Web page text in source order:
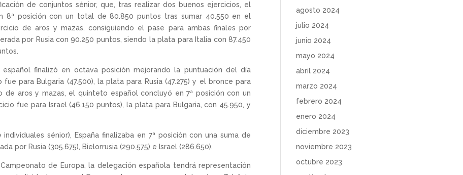
de conjuntos sénior, que, tras realizar dos buenos ejercicios, el
8ª posición con un total de 80.850 puntos tras sumar 40.550 en el
de aros y mazas, consiguiendo el pase para ambas finales por
por Rusia con 90.250 puntos, siendo la plata para Italia con 87.450
finalizó en octava posición mejorando la puntuación del día
para Bulgaria (47.500), la plata para Rusia (47.275) y el bronce para
de aros y mazas, el quinteto español concluyó en 7ª posición con un
fue para Israel (46.150 puntos), la plata para Bulgaria, con 45.950, y
sénior), España finalizaba en 7ª posición con una suma de
por Rusia (305.675), Bielorrusia (290.575) e Israel (286.650).
de Europa, la delegación española tendrá representación
agosto 2024
julio 2024
junio 2024
mayo 2024
abril 2024
marzo 2024
febrero 2024
enero 2024
diciembre 2023
noviembre 2023
octubre 2023